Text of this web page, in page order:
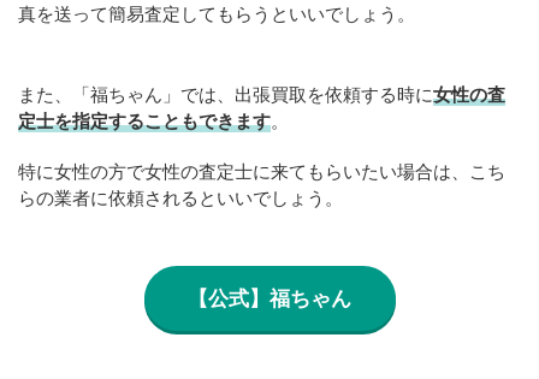
真を送って簡易査定してもらうといいでしょう。
また、「福ちゃん」では、出張買取を依頼する時に女性の査
定士を指定することもできます。
特に女性の方で女性の査定士に来てもらいたい場合は、こち
らの業者に依頼されるといいでしょう。
【公式】福ちゃん